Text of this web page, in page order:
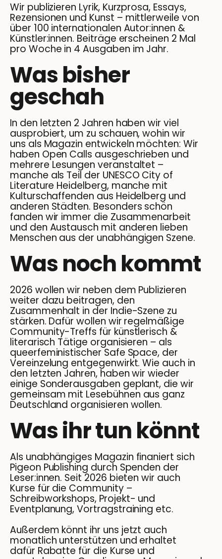
Wir publizieren Lyrik, Kurzprosa, Essays,
Rezensionen und Kunst – mittlerweile von
über 100 internationalen Autor:innen &
Künstler:innen. Beiträge erscheinen 2 Mal
pro Woche in 4 Ausgaben im Jahr.
Was bisher
geschah
In den letzten 2 Jahren haben wir viel
ausprobiert, um zu schauen, wohin wir
uns als Magazin entwickeln möchten: Wir
haben Open Calls ausgeschrieben und
mehrere Lesungen veranstaltet –
manche als Teil der UNESCO City of
Literature Heidelberg, manche mit
Kulturschaffenden aus Heidelberg und
anderen Städten. Besonders schön
fanden wir immer die Zusammenarbeit
und den Austausch mit anderen lieben
Menschen aus der unabhängigen Szene.
Was noch kommt
2026 wollen wir neben dem Publizieren
weiter dazu beitragen, den
Zusammenhalt in der Indie-Szene zu
stärken. Dafür wollen wir regelmäßige
Community-Treffs für künstlerisch &
literarisch Tätige organisieren – als
queerfeministischer Safe Space, der
Vereinzelung entgegenwirkt. Wie auch in
den letzten Jahren, haben wir wieder
einige Sonderausgaben geplant, die wir
gemeinsam mit Lesebühnen aus ganz
Deutschland organisieren wollen.
Was ihr tun könnt
Als unabhängiges Magazin finaniert sich
Pigeon Publishing durch Spenden der
Leser:innen. Seit 2026 bieten wir auch
Kurse für die Community –
Schreibworkshops, Projekt- und
Eventplanung, Vortragstraining etc.
Außerdem könnt ihr uns jetzt auch
monatlich unterstützen und erhaltet
dafür Rabatte für die Kurse und